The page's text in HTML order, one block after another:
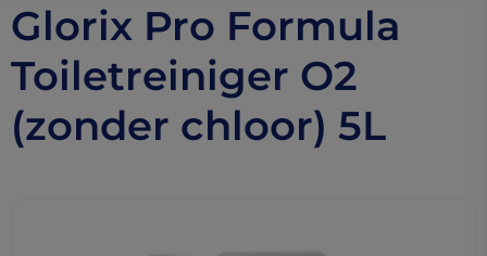
Glorix Pro Formula
Toiletreiniger O2
(zonder chloor) 5L